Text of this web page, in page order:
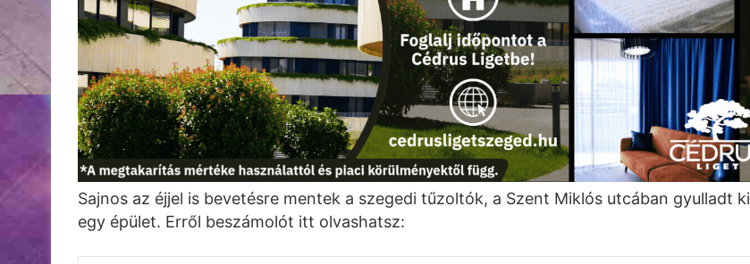
Sajnos az éjjel is bevetésre mentek a szegedi tűzoltók, a Szent Miklós utcában gyulladt ki
egy épület. Erről beszámolót itt olvashatsz: